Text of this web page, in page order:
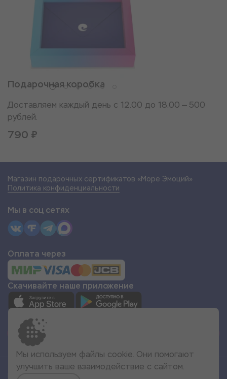
Подарочная коробка
Доставляем каждый день с 12.00 до 18.00 — 500
рублей.
790 ₽
Магазин подарочных сертификатов «Море Эмоций»
Политика конфиденциальности
Мы в соц сетях
Оплата через
Скачивайте наше приложение
Мы используем файлы cookie. Они помогают
улучшить ваше взаимодействие с сайтом.